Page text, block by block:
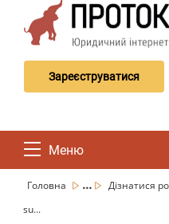
Зареєструватися
Меню
Головна ...
Дізнатися
su...